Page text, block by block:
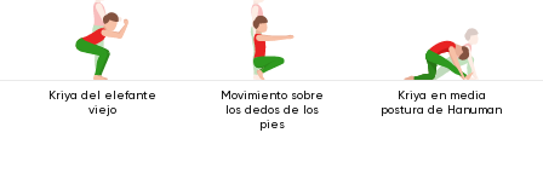
Kriya del elefante
viejo
Movimiento sobre
los dedos de los
pies
Kriya en media
postura de Hanuman